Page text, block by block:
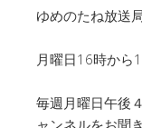
ゆめのたね放
月曜日16時から
毎週月曜日午後